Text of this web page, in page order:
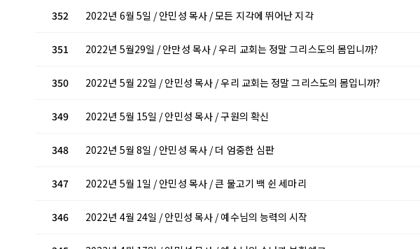
352 2022년 6월 5일 / 안민성 목사 / 모든 지각에 뛰어난 지각
351 2022년 5월29일 / 안만성 목사 / 우리 교회는 정말 그리스도의 몸입니까?
350 2022년 5월 22일 / 안민성 목사 / 우리 교회는 정말 그리스도의 몸입니까?
349 2022년 5월 15일 / 안민성 목사 / 구원의 확신
348 2022년 5월 8일 / 안민성 목사 / 더 엄중한 심판
347 2022년 5월 1일 / 안민성 목사 / 큰 물고기 백 쉰 세마리
346 2022년 4월 24일 / 안민성 목사 / 예수님의 능력의 시작